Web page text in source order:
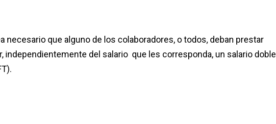
necesario que alguno de los colaboradores, o todos, deban prestar
independientemente del salario que les corresponda, un salario doble